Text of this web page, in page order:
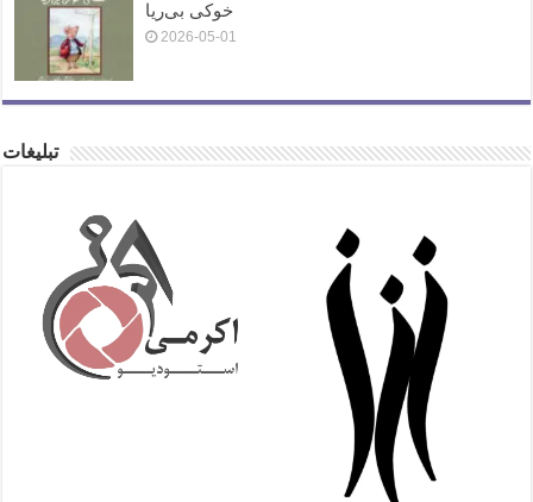
خوکی بی‌ریا
2026-05-01
تبلیغات